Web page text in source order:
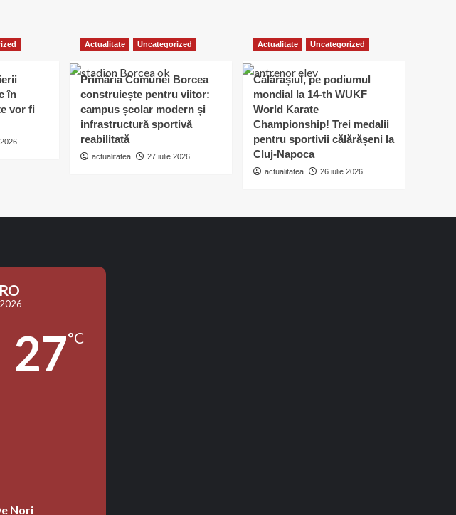
în
vor fi
Actualitate Uncategorized
Primăria Comunei Borcea
construiește pentru viitor:
campus școlar modern și
infrastructură sportivă
reabilitată
actualitatea 27 iulie 2026
Actualitate Uncategorized
Călărașiul, pe podiumul
mondial la 14-th WUKF
World Karate
Championship! Trei medalii
pentru sportivii călărășeni la
Cluj-Napoca
actualitatea 26 iulie 2026
27°C
Nori